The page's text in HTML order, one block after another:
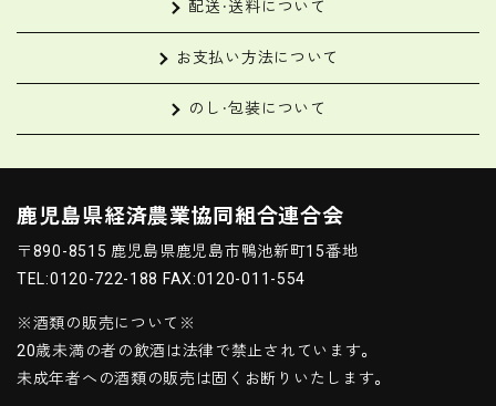
配送・送料について
お支払い方法について
のし・包装について
鹿児島県経済農業協同組合連合会
〒890-8515 鹿児島県鹿児島市鴨池新町15番地
TEL:0120-722-188 FAX:0120-011-554
※酒類の販売について※
20歳未満の者の飲酒は法律で禁止されています。
未成年者への酒類の販売は固くお断りいたします。